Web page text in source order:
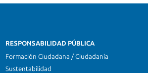
RESPONSABILIDAD PÚBLICA
Formación Ciudadana / Ciudadanía
Sustentabilidad